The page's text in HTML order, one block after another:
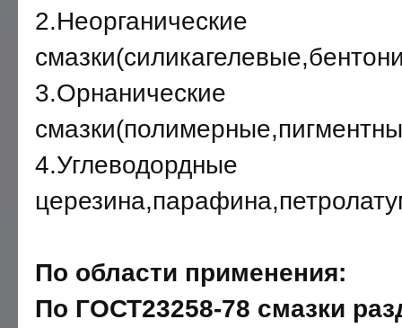
2.Неорганические
3.Орнанические
По области применения:
По ГОСТ23258-78 смазки